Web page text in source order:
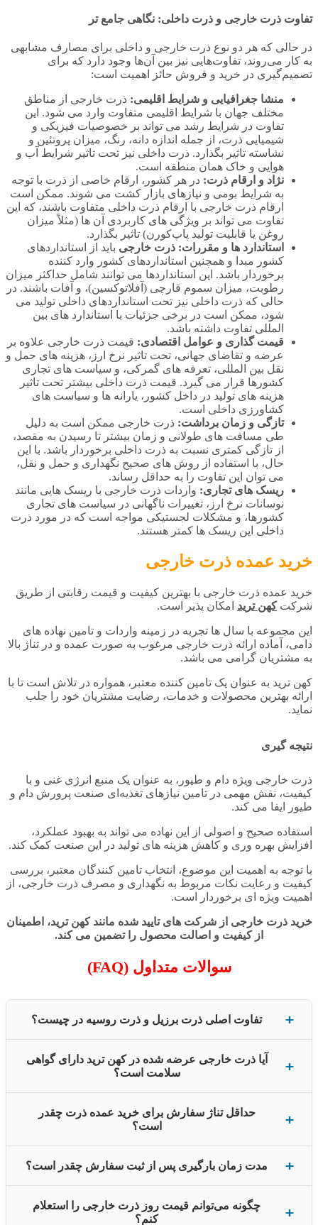
تفاوت ذرت خارجی و ذرت داخلی: نگاهی جامع‌ تر
در حالی که هر دو نوع ذرت خارجی و داخلی برای مصارف مشابهی
به کار می‌روند، تفاوت‌هایی نیز بین آن‌ها وجود دارد که برای
تصمیم‌گیری در خرید و فروش حائز اهمیت است:
منشا جغرافیایی و شرایط اقلیمی: ذرت خارجی از مناطق
مختلف جهان با شرایط اقلیمی متفاوت وارد می‌ شود. این
تفاوت در شرایط رشد می‌ تواند بر خصوصیات فیزیکی و
شیمیایی ذرت، از جمله اندازه دانه، رنگ، میزان پروتئین و
نشاسته تاثیر بگذارد. ذرت داخلی نیز تحت تاثیر شرایط آب و
هوایی و خاک همان منطقه است.
نژاد و ارقام ذرت: در هر کشور، ارقام خاصی از ذرت با توجه
به شرایط بومی و نیازهای بازار کشت می‌ شوند. ممکن است
ارقام ذرت خارجی با ارقام ذرت داخلی متفاوت باشند، که این
تفاوت می‌ تواند بر ویژگی‌ های کاربردی آن‌ ها (مثلاً میزان
روغن یا قابلیت تولید پاپ‌کورن) تاثیر بگذارد.
استاندارد ها و مقررات: ذرت خارجی باید از استانداردهای
کشور مبدا و همچنین استانداردهای کشور وارد کننده
برخوردار باشد. این استانداردها می‌ توانند شامل حداکثر میزان
رطوبت، میزان سموم قارچی (آفلاتوکسین)، و آفات باشند. در
حالی که ذرت داخلی نیز تحت استانداردهای داخلی تولید می‌
شود، ممکن است در برخی جزئیات با استاندارد های بین‌
المللی تفاوت داشته باشد.
قیمت‌ گذاری و عوامل اقتصادی: قیمت ذرت خارجی علاوه بر
عرضه و تقاضای جهانی، تحت تاثیر نرخ ارز، هزینه‌ های حمل و
نقل بین‌ المللی، تعرفه‌ های گمرکی، و سیاست‌ های تجاری
کشورها قرار می‌ گیرد. قیمت ذرت داخلی بیشتر تحت تاثیر
هزینه‌ های تولید در داخل کشور، یارانه‌ ها و سیاست‌ های
کشاورزی داخلی است.
تازگی و زمان برداشت: ذرت خارجی ممکن است به دلیل
طی مسافت‌ های طولانی و زمان بیشتر تا رسیدن به مقصد،
از تازگی کمتری نسبت به ذرت داخلی برخوردار باشد. با این
حال، با استفاده از روش‌ های صحیح نگهداری و حمل و نقل،
می‌ توان این تفاوت را به حداقل رساند.
ریسک‌ های تجاری: واردات ذرت خارجی با ریسک‌ هایی مانند
نوسانات نرخ ارز، تغییرات ناگهانی در سیاست‌ های تجاری
کشورها، و مشکلات لجستیکی مواجه است که در مورد ذرت
داخلی این ریسک‌ ها کمتر هستند.
خرید عمده ذرت خارجی
خرید عمده ذرت خارجی با بهترین کیفیت و قیمت رقابتی از طریق
شرکتکهن ترید امکان‌ پذیر است.
این مجموعه با سال‌ ها تجربه در زمینه واردات و تامین نهاده‌ های
دامی، آماده ارائه ذرت خارجی مرغوب به صورت عمده و در تناژ بالا
به مشتریان گرامی می‌ باشد.
کهن ترید به عنوان یک تامین کننده معتبر، همواره در تلاش است تا با
ارائه بهترین محصولات و خدمات، رضایت مشتریان خود را جلب
نماید.
نتیجه‌ گیری
ذرت خارجی ویژه دام و طیور، به عنوان یک منبع انرژی غنی و با
کیفیت، نقش مهمی در تامین نیازهای تغذیه‌ای صنعت پرورش دام و
طیور ایفا می‌ کند.
استفاده صحیح و اصولی از این نهاده می‌ تواند به بهبود عملکرد،
افزایش بهره‌ وری و کاهش هزینه‌ های تولید در این صنعت کمک کند.
با توجه به اهمیت این موضوع، انتخاب تامین‌ کنندگان معتبر، بررسی
کیفیت و رعایت نکات مربوط به نگهداری و مصرف ذرت خارجی، از
اهمیت ویژه‌ ای برخوردار است.
خرید ذرت خارجی از شرکت‌ های تایید شده مانند کهن ترید، اطمینان
از کیفیت و اصالت محصول را تضمین می‌ کند.
سوالات متداول (FAQ)
تفاوت اصلی ذرت برزیل و ذرت روسیه در چیست؟
آیا ذرت خارجی عرضه شده در کهن ترید دارای گواهی
سلامت است؟
حداقل تناژ سفارش برای خرید عمده ذرت چقدر
است؟
مدت زمان بارگیری پس از ثبت سفارش چقدر است؟
چگونه می‌توانم قیمت روز ذرت خارجی را استعلام
کنم؟